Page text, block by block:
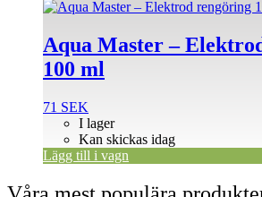
Aqua Master –
100 ml
71 SEK
I lager
Kan skickas idag
Lägg till i vagn